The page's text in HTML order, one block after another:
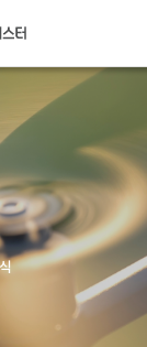
메인으로